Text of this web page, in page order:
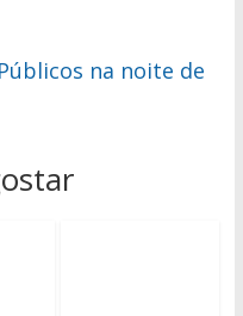
na noite de